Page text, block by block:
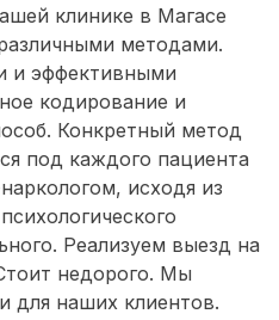
клинике в Магасе
методами.
и эффективными
кодирование и
Конкретный метод
под каждого пациента
исходя из
Реализуем выезд на
недорого. Мы
для наших клиентов.